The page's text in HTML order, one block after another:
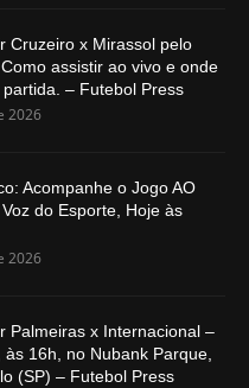
Cruzeiro x Mirassol pelo
assistir ao vivo e onde
– Futebol Press
2026
Acompanhe o Jogo AO
do Esporte, Hoje às
2026
Palmeiras x Internacional –
16h, no Nubank Parque,
(SP) – Futebol Press